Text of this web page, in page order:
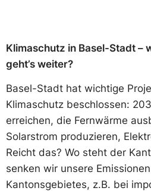
Klimaschutz in Basel-Stadt –
geht’s weiter?
Basel-Stadt hat wichtige
Klimaschutz beschlossen:
erreichen, die Fernwärme
Solarstrom produzieren,
Reicht das? Wo steht der
senken wir unsere
Kantonsgebietes, z.B. bei